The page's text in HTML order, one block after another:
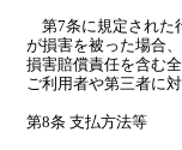
第7条に規定された
が損害を被った場合
損害賠償責任を含む
ご利用者や第三者に
第8条 支払方法等